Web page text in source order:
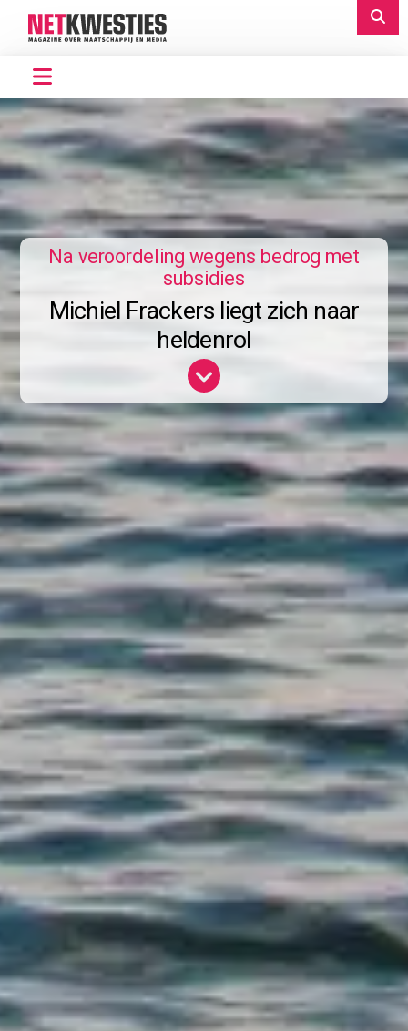
Na veroordeling wegens bedrog met
subsidies
Michiel Frackers liegt zich naar
heldenrol